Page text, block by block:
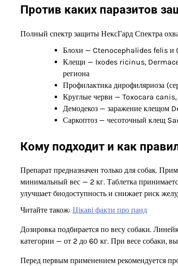
Против каких паразитов
Полный спектр защиты НексГард Спектра
Блохи — Ctenocephalides felis
Клещи — Ixodes ricinus,
региона
Профилактика дирофиляриоза
Круглые черви — Toxocara
Демодекоз — заражение клещом
Саркоптоз — чесоточный клещ
Кому подходит и как
Препарат предназначен только для собак.
минимальный вес — 2 кг. Таблетка
улучшает биодоступность и снижает риск
Читайте також: Цікаві факти про панд
Дозировка подбирается по весу собаки.
категории — от 2 до 60 кг. При весе собаки,
Перед первым применением рекомендуется